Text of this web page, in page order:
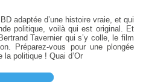
adaptée d’une histoire vraie, et qui
politique, voilà qui est original. Et
Tavernier qui s’y colle, le film
Préparez-vous pour une plongée
politique ! Quai d’Or